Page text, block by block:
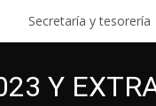
Secretaría y tesorería
Y